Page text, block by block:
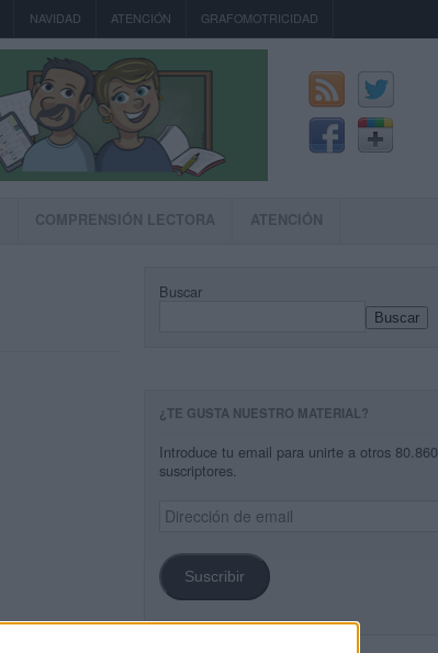
NAVIDAD ATENCIÓN GRAFOMOTRICIDAD
COMPRENSIÓN LECTORA ATENCIÓN
Buscar
Buscar
¿TE GUSTA NUESTRO MATERIAL?
Introduce tu email para unirte a otros 80.860
suscriptores.
Dirección
de
Suscribir